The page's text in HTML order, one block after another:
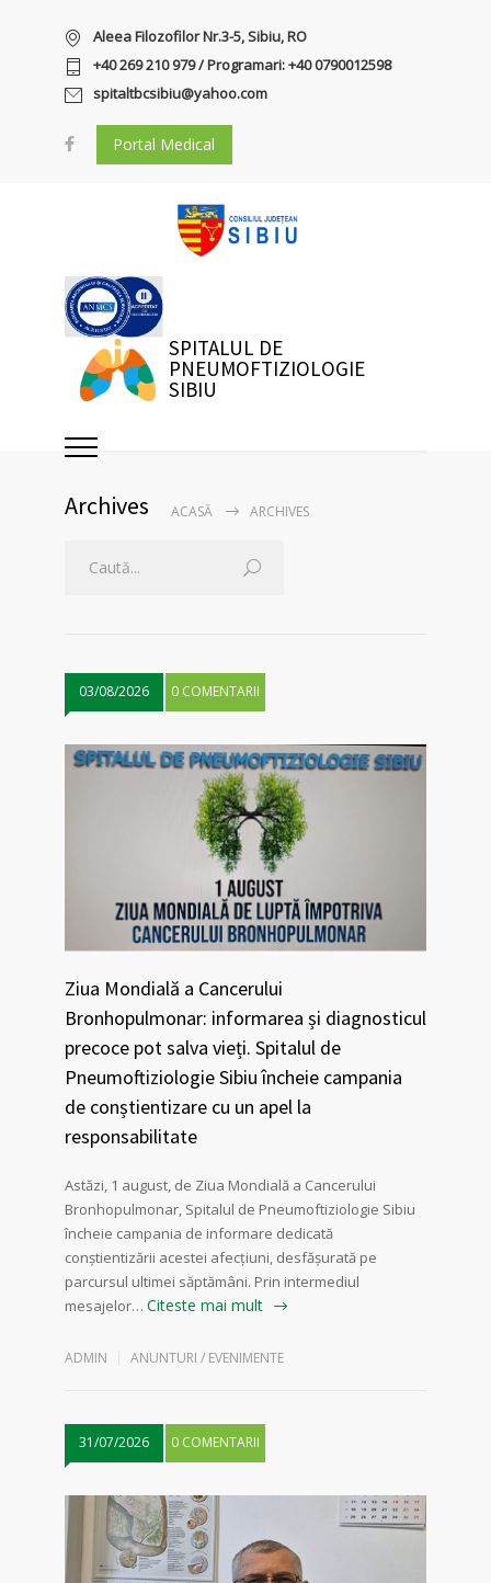
Aleea Filozofilor Nr.3-5, Sibiu, RO
+40 269 210 979 / Programari: +40 0790012598
spitaltbcsibiu@yahoo.com
Portal Medical
SPITALUL DE
PNEUMOFTIZIOLOGIE
SIBIU
Archives ACASĂ ARCHIVES
03/08/2026 0 COMENTARII
Ziua Mondială a Cancerului
Bronhopulmonar: informarea și diagnosticul
precoce pot salva vieți. Spitalul de
Pneumoftiziologie Sibiu încheie campania
de conștientizare cu un apel la
responsabilitate
Astăzi, 1 august, de Ziua Mondială a Cancerului
Bronhopulmonar, Spitalul de Pneumoftiziologie Sibiu
încheie campania de informare dedicată
conștientizării acestei afecțiuni, desfășurată pe
parcursul ultimei săptămâni. Prin intermediul
mesajelor… Citeste mai mult
ADMIN ANUNTURI / EVENIMENTE
31/07/2026 0 COMENTARII